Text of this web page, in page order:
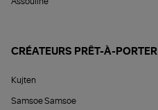
CRÉATEURS PRÊT-À-PORTER
Kujten
Samsoe Samsoe